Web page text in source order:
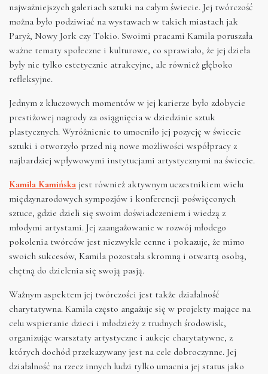
najważniejszych galeriach sztuki na całym świecie. Jej twórczość
można było podziwiać na wystawach w takich miastach jak
Paryż, Nowy Jork czy Tokio. Swoimi pracami Kamila poruszała
ważne tematy społeczne i kulturowe, co sprawiało, że jej dzieła
były nie tylko estetycznie atrakcyjne, ale również głęboko
refleksyjne.
Jednym z kluczowych momentów w jej karierze było zdobycie
prestiżowej nagrody za osiągnięcia w dziedzinie sztuk
plastycznych. Wyróżnienie to umocniło jej pozycję w świecie
sztuki i otworzyło przed nią nowe możliwości współpracy z
najbardziej wpływowymi instytucjami artystycznymi na świecie.
Kamila Kamińska jest również aktywnym uczestnikiem wielu
międzynarodowych sympozjów i konferencji poświęconych
sztuce, gdzie dzieli się swoim doświadczeniem i wiedzą z
młodymi artystami. Jej zaangażowanie w rozwój młodego
pokolenia twórców jest niezwykle cenne i pokazuje, że mimo
swoich sukcesów, Kamila pozostała skromną i otwartą osobą,
chętną do dzielenia się swoją pasją.
Ważnym aspektem jej twórczości jest także działalność
charytatywna. Kamila często angażuje się w projekty mające na
celu wspieranie dzieci i młodzieży z trudnych środowisk,
organizując warsztaty artystyczne i aukcje charytatywne, z
których dochód przekazywany jest na cele dobroczynne. Jej
działalność na rzecz innych ludzi tylko umacnia jej status jako